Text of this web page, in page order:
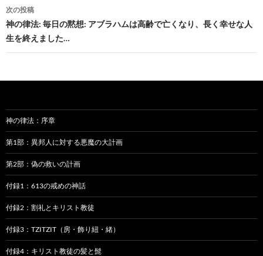
ビ
ゲ
ー
ン
次の投稿
神の律法: 毎日の黙想: アブラハムは高齢で亡くなり、長く幸せな人
生を終えました…
神の律法：序章
第1部：異邦人に対する悪魔の大計画
第2部：偽の救いの計画
付録1：613の戒めの神話
付録2：割礼とキリスト教徒
付録3：TZITZIT（房・飾り紐・緒）
付録4：キリスト教徒の髪と髭